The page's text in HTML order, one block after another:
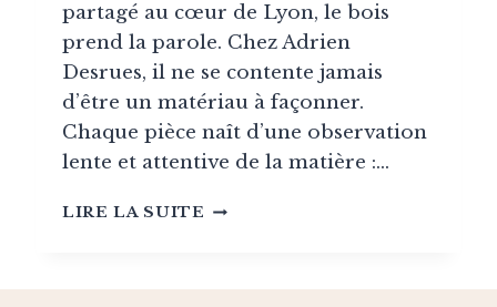
partagé au cœur de Lyon, le bois
prend la parole. Chez Adrien
Desrues, il ne se contente jamais
d’être un matériau à façonner.
Chaque pièce naît d’une observation
lente et attentive de la matière :…
LIRE LA SUITE ADRIEN